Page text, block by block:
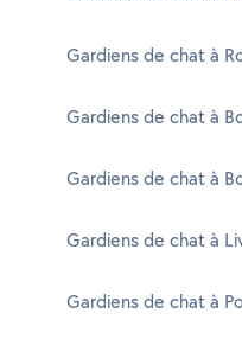
Gardiens de chat à
Gardiens de chat à
Gardiens de chat à
Gardiens de chat à
Gardiens de chat à